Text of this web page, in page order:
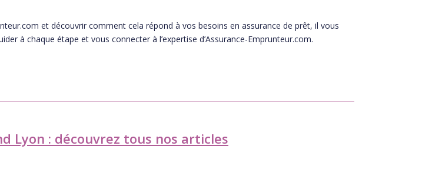
et découvrir comment cela répond à vos besoins en assurance de prêt, il vous
à chaque étape et vous connecter à l’expertise d’Assurance-Emprunteur.com.
Lyon : découvrez tous nos articles